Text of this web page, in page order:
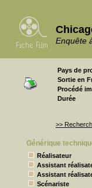
Enquête
Pays de
Sortie en
Procédé
Durée
>>
Générique
Réalisateur
Assistant
Assistant
Scénariste